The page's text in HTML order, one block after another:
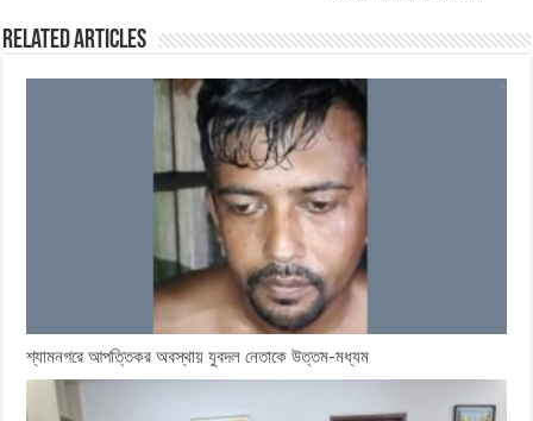
Related Articles
শ্যামনগরে আপত্তিকর অবস্থায় যুবদল নেতাকে উত্তম-মধ্যম